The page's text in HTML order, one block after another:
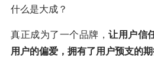
什么是大成？
真正成为了一个品牌， 让用户信
用户的偏爱，拥有了用户预支的